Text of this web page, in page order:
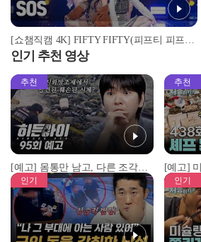
[쇼챔직캠 4K] FIFTY FIFTY(피프티 피프티) - SOS | Show Champion | EP.535 | 241002
인기 추천 영상
추천
[예고] 몸통만 남고, 다른 조각은 어디에..? 시화호에서 드러난 충격적인 토막 살인사건!
추천
인기 인기